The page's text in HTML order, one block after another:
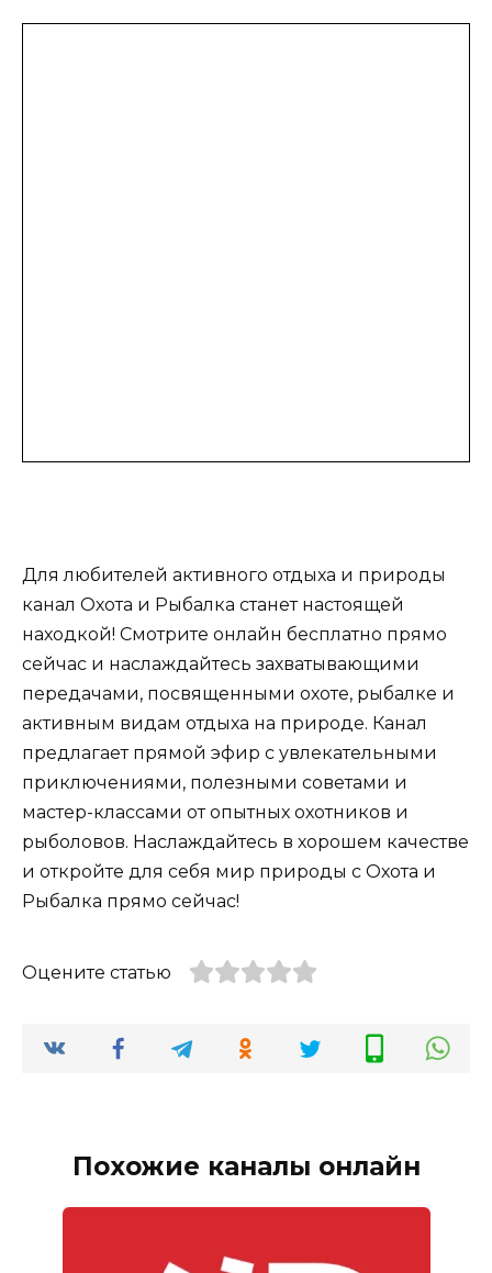
Для любителей активного отдыха и природы
канал Охота и Рыбалка станет настоящей
находкой! Смотрите онлайн бесплатно прямо
сейчас и наслаждайтесь захватывающими
передачами, посвященными охоте, рыбалке и
активным видам отдыха на природе. Канал
предлагает прямой эфир с увлекательными
приключениями, полезными советами и
мастер-классами от опытных охотников и
рыболовов. Наслаждайтесь в хорошем качестве
и откройте для себя мир природы с Охота и
Рыбалка прямо сейчас!
Оцените статью
Похожие каналы онлайн